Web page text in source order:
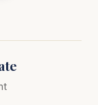
corupție,